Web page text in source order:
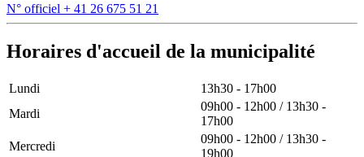
N° officiel + 41 26 675 51 21
Horaires d'accueil de la municipalité
Lundi
13h30 - 17h00
Mardi
09h00 - 12h00 / 13h30 -
17h00
Mercredi
09h00 - 12h00 / 13h30 -
19h00